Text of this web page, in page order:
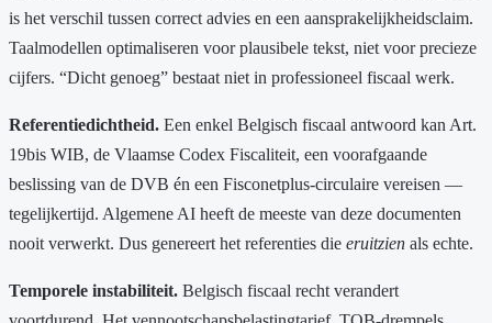
is het verschil tussen correct advies en een aansprakelijkheidsclaim.
Taalmodellen optimaliseren voor plausibele tekst, niet voor precieze
cijfers. “Dicht genoeg” bestaat niet in professioneel fiscaal werk.
Referentiedichtheid. Een enkel Belgisch fiscaal antwoord kan Art.
19bis WIB, de Vlaamse Codex Fiscaliteit, een voorafgaande
beslissing van de DVB én een Fisconetplus-circulaire vereisen —
tegelijkertijd. Algemene AI heeft de meeste van deze documenten
nooit verwerkt. Dus genereert het referenties die eruitzien als echte.
Temporele instabiliteit. Belgisch fiscaal recht verandert